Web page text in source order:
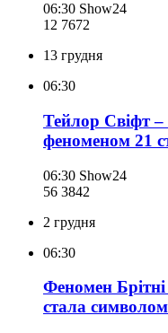
06:30 Show24
12 7672
13 грудня
06:30
Тейлор Свіфт –
феноменом 21
06:30 Show24
56 3842
2 грудня
06:30
Феномен
стала